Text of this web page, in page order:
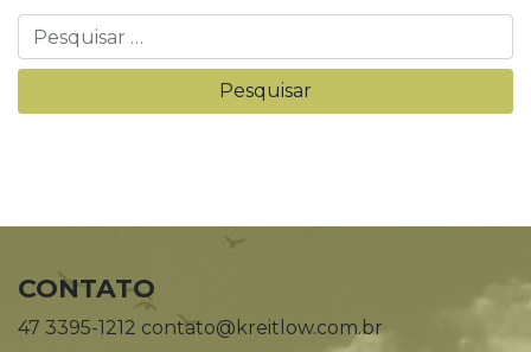
CONTATO
47 3395-1212 contato@kreitlow.com.br